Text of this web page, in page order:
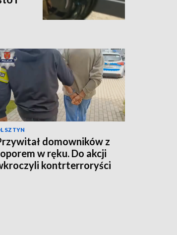
domowników z
w ręku. Do akcji
kontrterroryści